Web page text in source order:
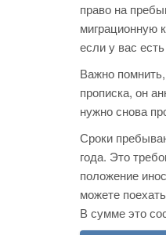
право на
миграционную
если у вас
Важно
прописка, он
нужно снова
Сроки
года. Это
положение
можете
В сумме это